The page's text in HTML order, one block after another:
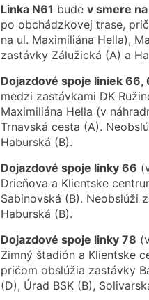
Linka N61 bude v smere
po obchádzkovej trase,
na ul. Maximiliána Hella),
zastávky Zálužická (A) a
Dojazdové spoje liniek 66,
medzi zastávkami DK
Maximiliána Hella (v
Trnavská cesta (A).
Haburská (B).
Dojazdové spoje linky 66
Drieňova a Klientske
Sabinovská (B). Neobslúži
Haburská (B).
Dojazdové spoje linky 78
Zimný štadión a Klientske
pričom obslúžia zastávky
(D), Úrad BSK (B),